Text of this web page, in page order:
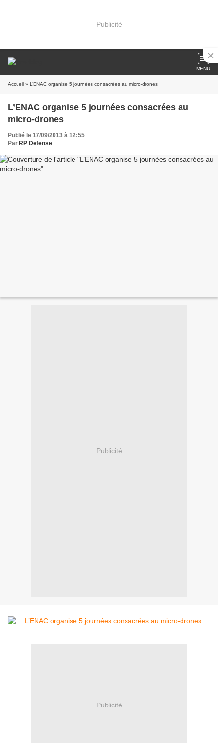
Publicité
MENU
Accueil » L’ENAC organise 5 journées consacrées au micro-drones
L’ENAC organise 5 journées consacrées au
micro-drones
Publié le 17/09/2013 à 12:55
Par RP Defense
Publicité
Publicité